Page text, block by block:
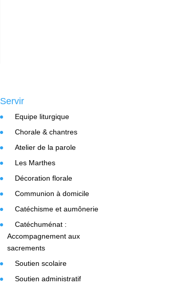
Servir
Equipe liturgique
Chorale & chantres
Atelier de la parole
Les Marthes
Décoration florale
Communion à domicile
Catéchisme et aumônerie
Catéchuménat :
Accompagnement aux
sacrements
Soutien scolaire
Soutien administratif